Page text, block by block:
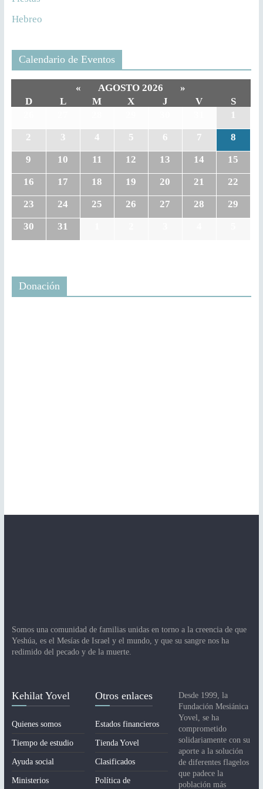
Hebreo
Calendario de Eventos
« AGOSTO 2026
»
D
L M X J V
S
1
2
3 4 5 6 7
8
9
10 11 12 13 14
15
16
17 18 19 20 21
22
23
24 25 26 27 28
29
30
31
Donación
Somos una comunidad de familias unidas en torno a la creencia de que
Yeshúa, es el Mesías de Israel y el mundo, y que su sangre nos ha
redimido del pecado y de la muerte.
Kehilat Yovel
Quienes somos
Tiempo de estudio
Ayuda social
Ministerios
Otros enlaces
Estados financieros
Tienda Yovel
Clasificados
Política de
Desde 1999, la
Fundación Mesiánica
Yovel, se ha
comprometido
solidariamente con su
aporte a la solución
de diferentes flagelos
que padece la
población más